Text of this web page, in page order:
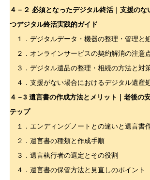
４－２ 必須となったデジタル終活｜支援のな
つデジタル終活実践的ガイド
１．デジタルデータ・機器の整理・管理と
２．オンラインサービスの契約解消の注意
３．デジタル遺品の整理・相続の方法と対
４．支援がない場合におけるデジタル遺産
４－3 遺言書の作成方法とメリット｜老後の
テップ
１．エンディングノートとの違いと遺言書
２．遺言書の種類と作成手順
３．遺言執行者の選定とその役割
４．遺言書の保管方法と見直しのポイント